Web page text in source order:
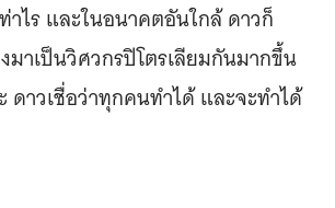
าไร และในอนาคตอันใกล้ ดาวก็
าเป็นวิศวกรปิโตรเลียมกันมากขึ้น
าวเชื่อว่าทุกคนทำได้ และจะทำได้